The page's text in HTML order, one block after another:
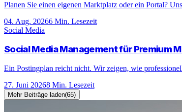
Planen Sie einen eigenen Marktplatz oder ein Portal?
04. Aug. 20266 Min. Lesezeit
Social Media
Social Media Management für Premium
Ein Postingplan reicht nicht. Wir zeigen, wie
27. Juni 20268 Min. Lesezeit
Mehr Beiträge laden(65)